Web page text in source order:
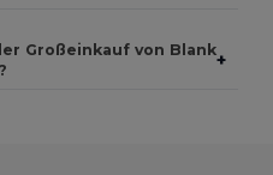
Großeinkauf von Blank+